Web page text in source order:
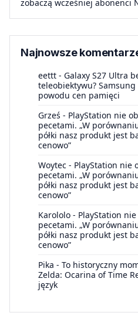
zobaczą wcześniej abonenci
Najnowsze
eettt - Galaxy S27 Ultra
teleobiektywu?
powodu cen pamięci
Grześ - PlayStation nie
pecetami. „W
półki nasz produkt jest
cenowo”
Woytec - PlayStation nie
pecetami. „W
półki nasz produkt jest
cenowo”
Karololo - PlayStation
pecetami. „W
półki nasz produkt jest
cenowo”
Pika - To historyczny
Zelda: Ocarina of Time
język